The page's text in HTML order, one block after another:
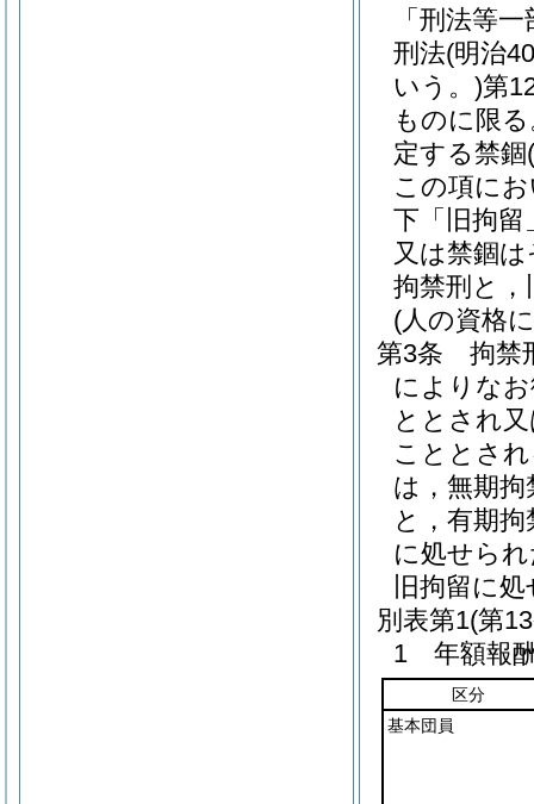
「刑法等
刑法(明治
いう。)第
ものに限
定する禁錮
この項に
下「旧拘
又は禁錮
拘禁刑と
(人の資格
第3条
拘禁
によりな
ととされ
こととさ
は，無期
と，有期
に処せら
旧拘留に
別表第1(第
1 年額報
区分
基本団員